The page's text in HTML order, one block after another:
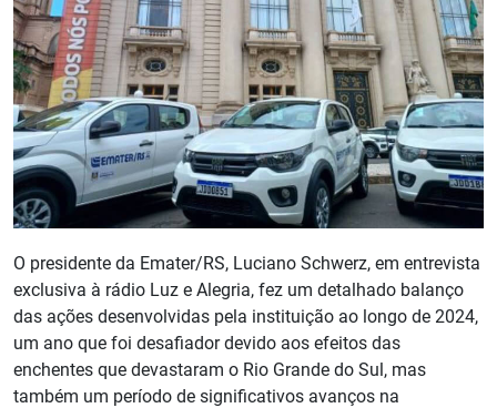
O presidente da Emater/RS, Luciano Schwerz, em entrevista
exclusiva à rádio Luz e Alegria, fez um detalhado balanço
das ações desenvolvidas pela instituição ao longo de 2024,
um ano que foi desafiador devido aos efeitos das
enchentes que devastaram o Rio Grande do Sul, mas
também um período de significativos avanços na